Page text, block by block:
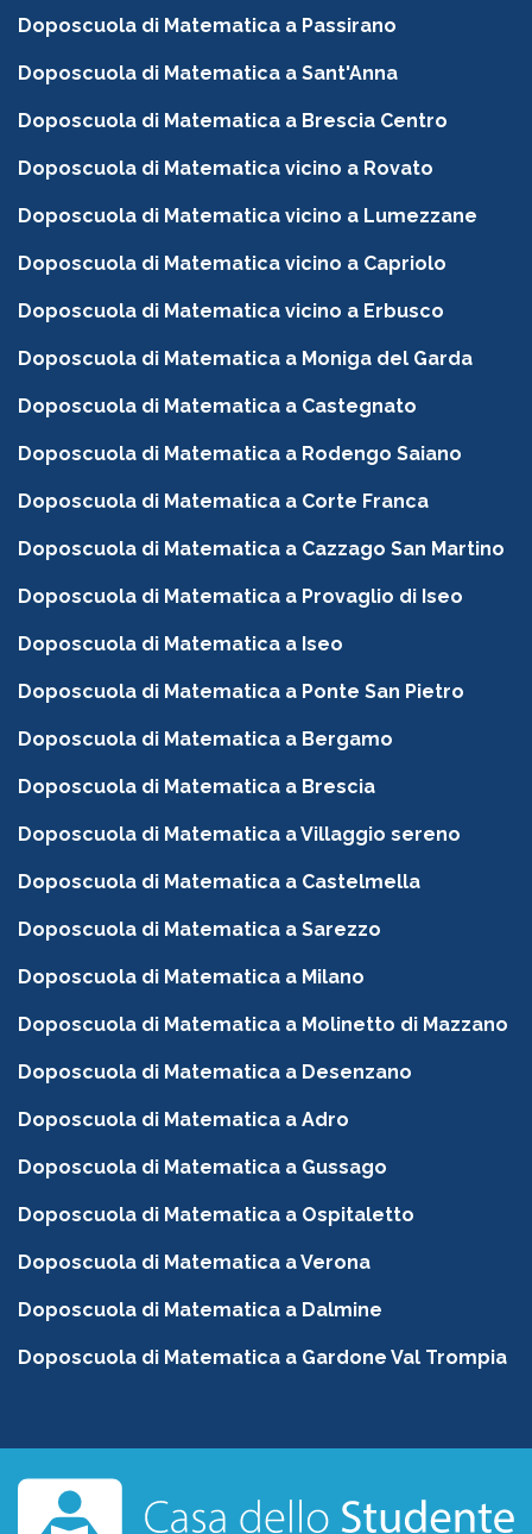
Doposcuola di Matematica a Passirano
Doposcuola di Matematica a Sant'Anna
Doposcuola di Matematica a Brescia Centro
Doposcuola di Matematica vicino a Rovato
Doposcuola di Matematica vicino a Lumezzane
Doposcuola di Matematica vicino a Capriolo
Doposcuola di Matematica vicino a Erbusco
Doposcuola di Matematica a Moniga del Garda
Doposcuola di Matematica a Castegnato
Doposcuola di Matematica a Rodengo Saiano
Doposcuola di Matematica a Corte Franca
Doposcuola di Matematica a Cazzago San Martino
Doposcuola di Matematica a Provaglio di Iseo
Doposcuola di Matematica a Iseo
Doposcuola di Matematica a Ponte San Pietro
Doposcuola di Matematica a Bergamo
Doposcuola di Matematica a Brescia
Doposcuola di Matematica a Villaggio sereno
Doposcuola di Matematica a Castelmella
Doposcuola di Matematica a Sarezzo
Doposcuola di Matematica a Milano
Doposcuola di Matematica a Molinetto di Mazzano
Doposcuola di Matematica a Desenzano
Doposcuola di Matematica a Adro
Doposcuola di Matematica a Gussago
Doposcuola di Matematica a Ospitaletto
Doposcuola di Matematica a Verona
Doposcuola di Matematica a Dalmine
Doposcuola di Matematica a Gardone Val Trompia